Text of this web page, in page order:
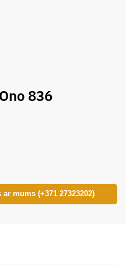
836
mums (+371 27323202)